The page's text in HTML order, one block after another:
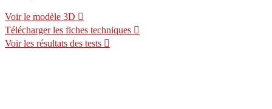
Voir le modèle 3D
Télécharger les fiches techniques
Voir les résultats des tests